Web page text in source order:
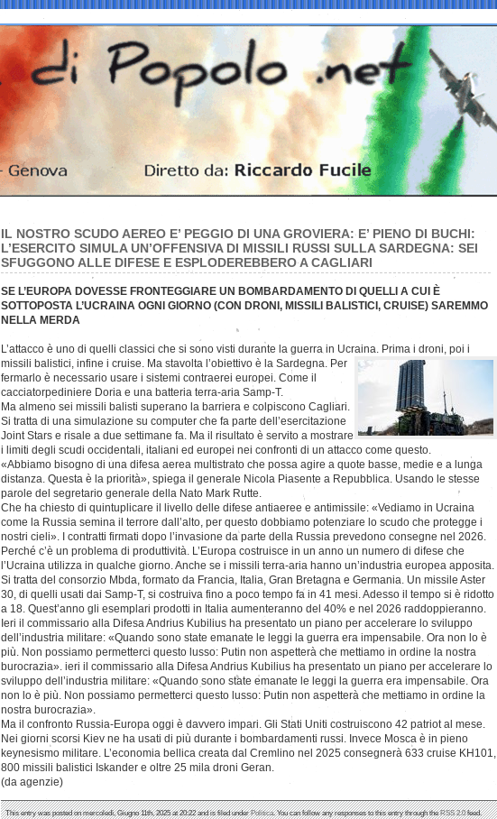
IL NOSTRO SCUDO AEREO E’ PEGGIO DI UNA GROVIERA: E’ PIENO DI BUCHI:
L’ESERCITO SIMULA UN’OFFENSIVA DI MISSILI RUSSI SULLA SARDEGNA: SEI
SFUGGONO ALLE DIFESE E ESPLODEREBBERO A CAGLIARI
SE L’EUROPA DOVESSE FRONTEGGIARE UN BOMBARDAMENTO DI QUELLI A CUI È
SOTTOPOSTA L’UCRAINA OGNI GIORNO (CON DRONI, MISSILI BALISTICI, CRUISE) SAREMMO
NELLA MERDA
L’attacco è uno di quelli classici che si sono visti durante la guerra in Ucraina. Prima i droni, poi i
missili balistici, infine i cruise. Ma stavolta l’obiettivo è la Sardegna. Per
fermarlo è necessario usare i sistemi contraerei europei. Come il
cacciatorpediniere Doria e una batteria terra-aria Samp-T.
Ma almeno sei missili balisti superano la barriera e colpiscono Cagliari.
Si tratta di una simulazione su computer che fa parte dell’esercitazione
Joint Stars e risale a due settimane fa. Ma il risultato è servito a mostrare
i limiti degli scudi occidentali, italiani ed europei nei confronti di un attacco come questo.
«Abbiamo bisogno di una difesa aerea multistrato che possa agire a quote basse, medie e a lunga
distanza. Questa è la priorità», spiega il generale Nicola Piasente a Repubblica. Usando le stesse
parole del segretario generale della Nato Mark Rutte.
Che ha chiesto di quintuplicare il livello delle difese antiaeree e antimissile: «Vediamo in Ucraina
come la Russia semina il terrore dall’alto, per questo dobbiamo potenziare lo scudo che protegge i
nostri cieli». I contratti firmati dopo l’invasione da parte della Russia prevedono consegne nel 2026.
Perché c’è un problema di produttività. L’Europa costruisce in un anno un numero di difese che
l’Ucraina utilizza in qualche giorno. Anche se i missili terra-aria hanno un’industria europea apposita.
Si tratta del consorzio Mbda, formato da Francia, Italia, Gran Bretagna e Germania. Un missile Aster
30, di quelli usati dai Samp-T, si costruiva fino a poco tempo fa in 41 mesi. Adesso il tempo si è ridotto
a 18. Quest’anno gli esemplari prodotti in Italia aumenteranno del 40% e nel 2026 raddoppieranno.
Ieri il commissario alla Difesa Andrius Kubilius ha presentato un piano per accelerare lo sviluppo
dell’industria militare: «Quando sono state emanate le leggi la guerra era impensabile. Ora non lo è
più. Non possiamo permetterci questo lusso: Putin non aspetterà che mettiamo in ordine la nostra
burocrazia». ieri il commissario alla Difesa Andrius Kubilius ha presentato un piano per accelerare lo
sviluppo dell’industria militare: «Quando sono state emanate le leggi la guerra era impensabile. Ora
non lo è più. Non possiamo permetterci questo lusso: Putin non aspetterà che mettiamo in ordine la
nostra burocrazia».
Ma il confronto Russia-Europa oggi è davvero impari. Gli Stati Uniti costruiscono 42 patriot al mese.
Nei giorni scorsi Kiev ne ha usati di più durante i bombardamenti russi. Invece Mosca è in pieno
keynesismo militare. L’economia bellica creata dal Cremlino nel 2025 consegnerà 633 cruise KH101,
800 missili balistici Iskander e oltre 25 mila droni Geran.
(da agenzie)
This entry was posted on mercoledì, Giugno 11th, 2025 at 20:22 and is filed underPolitica. You can follow any responses to this entry through theRSS 2.0feed.